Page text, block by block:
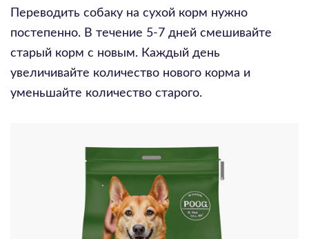
Переводить собаку на сухой корм нужно
постепенно. В течение 5-7 дней смешивайте
старый корм с новым. Каждый день
увеличивайте количество нового корма и
уменьшайте количество старого.